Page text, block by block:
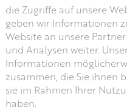
die Zugriffe auf unsere
geben wir Informationen
Website an unsere
und Analysen weiter.
Informationen
zusammen, die Sie ihnen
sie im Rahmen Ihrer
haben.